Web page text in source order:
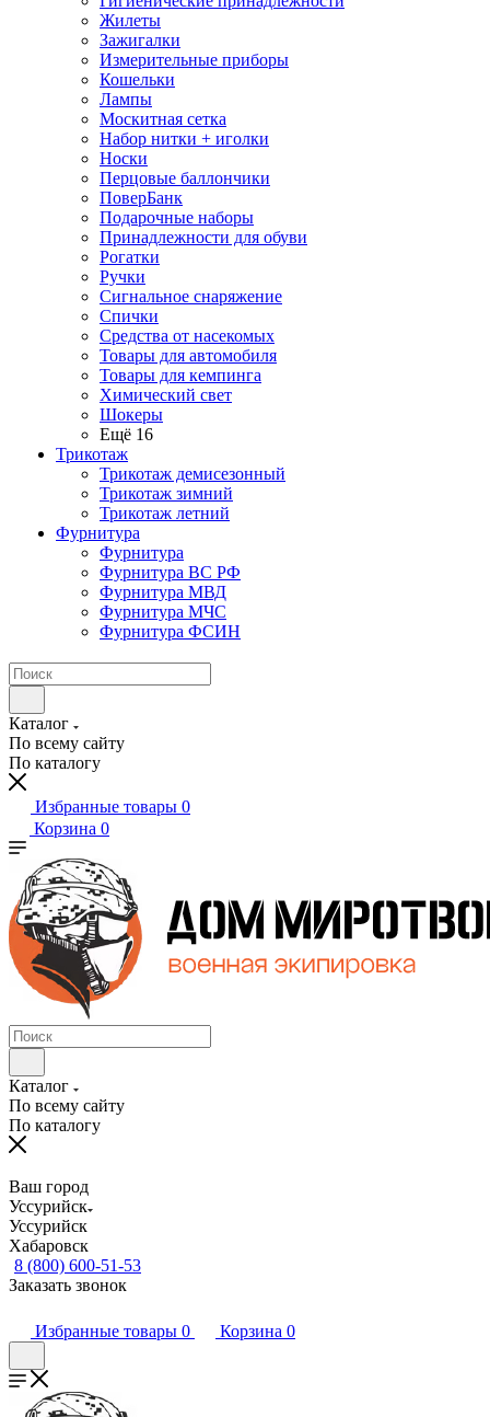
Жилеты
Зажигалки
Измерительные приборы
Кошельки
Лампы
Москитная сетка
Набор нитки + иголки
Носки
Перцовые баллончики
ПоверБанк
Подарочные наборы
Принадлежности для обуви
Рогатки
Ручки
Сигнальное снаряжение
Спички
Средства от насекомых
Товары для автомобиля
Товары для кемпинга
Химический свет
Шокеры
Ещё 16
Трикотаж
Трикотаж демисезонный
Трикотаж зимний
Трикотаж летний
Фурнитура
Фурнитура
Фурнитура ВС РФ
Фурнитура МВД
Фурнитура МЧС
Фурнитура ФСИН
Каталог
По всему сайту
По каталогу
Избранные товары 0
Корзина 0
Каталог
По всему сайту
По каталогу
Ваш город
Уссурийск
Уссурийск
Хабаровск
8 (800) 600-51-53
Заказать звонок
Избранные товары 0 Корзина 0